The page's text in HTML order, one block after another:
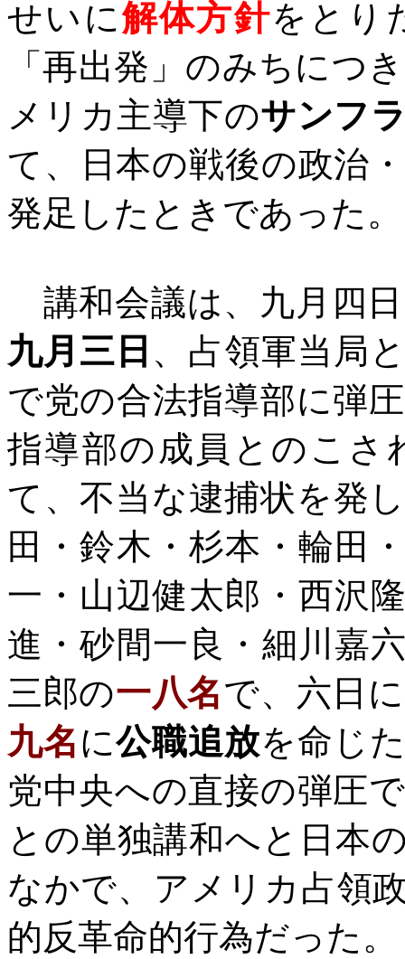
せいに解体方針をとり
「再出発」のみちにつ
メリカ主導下のサンフ
て、日本の戦後の政治
発足したときであった。
講和会議は、九月四
九月三日 、占領軍当局
で党の合法指導部に弾
指導部の成員とのこさ
て、不当な逮捕状を発
田・鈴木・杉本・輪田
一・山辺健太郎・西沢
進・砂間一良・細川嘉
三郎の一八名で、六日
九名に公職追放を命じ
党中央への直接の弾圧
との単独講和へと日本
なかで、アメリカ占領
的反革命的行為だった。